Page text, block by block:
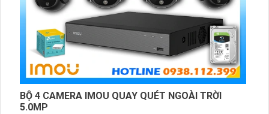
BỘ 4 CAMERA IMOU QUAY QUÉT NGOÀI TRỜI
5.0MP